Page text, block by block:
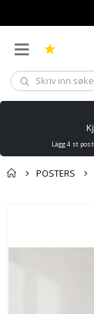
Lägg 4 st
POSTERS